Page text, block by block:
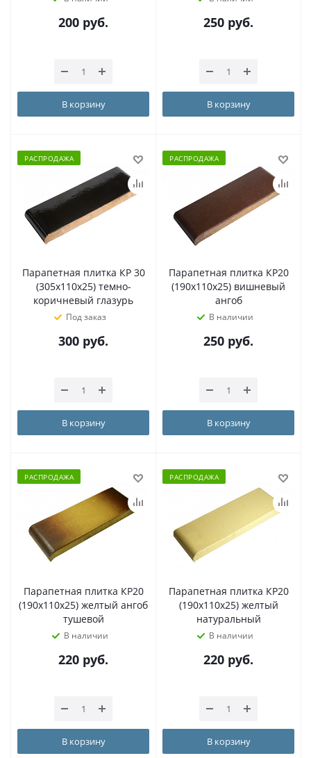
200 руб.
В корзину
250 руб.
В корзину
РАСПРОДАЖА
Парапетная плитка КР 30
(305х110х25) темно-
коричневый глазурь
Под заказ
300 руб.
В корзину
РАСПРОДАЖА
Парапетная плитка КР20
(190х110х25) вишневый
ангоб
В наличии
250 руб.
В корзину
РАСПРОДАЖА
Парапетная плитка КР20
(190х110х25) желтый ангоб
тушевой
В наличии
220 руб.
В корзину
РАСПРОДАЖА
Парапетная плитка КР20
(190х110х25) желтый
натуральный
В наличии
220 руб.
В корзину